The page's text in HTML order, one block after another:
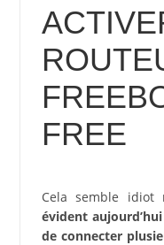
FREE
Cela semble idiot
évident
de connecter